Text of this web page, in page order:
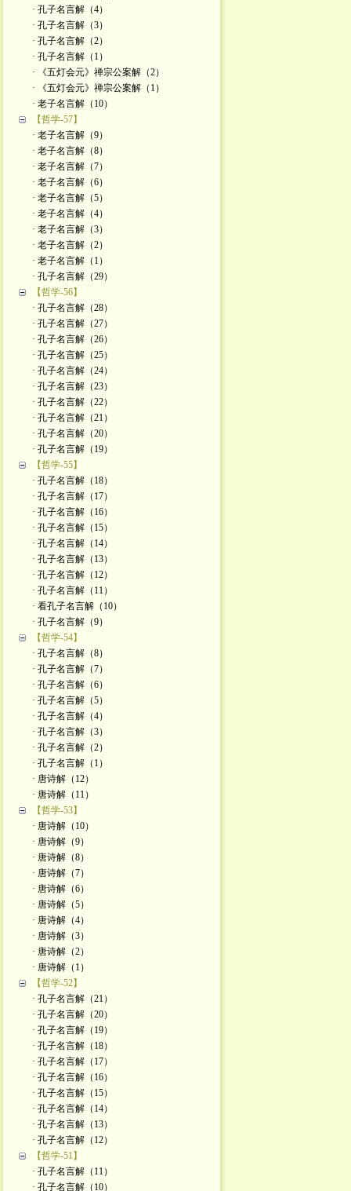
· 孔子名言解（4）
· 孔子名言解（3）
· 孔子名言解（2）
· 孔子名言解（1）
· 《五灯会元》禅宗公案解（2）
· 《五灯会元》禅宗公案解（1）
· 老子名言解（10）
【哲学-57】
· 老子名言解（9）
· 老子名言解（8）
· 老子名言解（7）
· 老子名言解（6）
· 老子名言解（5）
· 老子名言解（4）
· 老子名言解（3）
· 老子名言解（2）
· 老子名言解（1）
· 孔子名言解（29）
【哲学-56】
· 孔子名言解（28）
· 孔子名言解（27）
· 孔子名言解（26）
· 孔子名言解（25）
· 孔子名言解（24）
· 孔子名言解（23）
· 孔子名言解（22）
· 孔子名言解（21）
· 孔子名言解（20）
· 孔子名言解（19）
【哲学-55】
· 孔子名言解（18）
· 孔子名言解（17）
· 孔子名言解（16）
· 孔子名言解（15）
· 孔子名言解（14）
· 孔子名言解（13）
· 孔子名言解（12）
· 孔子名言解（11）
· 看孔子名言解（10）
· 孔子名言解（9）
【哲学-54】
· 孔子名言解（8）
· 孔子名言解（7）
· 孔子名言解（6）
· 孔子名言解（5）
· 孔子名言解（4）
· 孔子名言解（3）
· 孔子名言解（2）
· 孔子名言解（1）
· 唐诗解（12）
· 唐诗解（11）
【哲学-53】
· 唐诗解（10）
· 唐诗解（9）
· 唐诗解（8）
· 唐诗解（7）
· 唐诗解（6）
· 唐诗解（5）
· 唐诗解（4）
· 唐诗解（3）
· 唐诗解（2）
· 唐诗解（1）
【哲学-52】
· 孔子名言解（21）
· 孔子名言解（20）
· 孔子名言解（19）
· 孔子名言解（18）
· 孔子名言解（17）
· 孔子名言解（16）
· 孔子名言解（15）
· 孔子名言解（14）
· 孔子名言解（13）
· 孔子名言解（12）
【哲学-51】
· 孔子名言解（11）
· 孔子名言解（10）